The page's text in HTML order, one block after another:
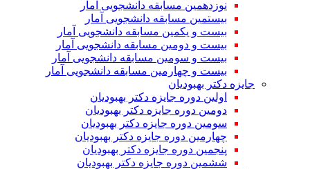
نوزدهمین مسابقه دانشجویی آمار
بیستمین مسابقه دانشجویی آمار
بیست و یکمین مسابقه دانشجویی آمار
بیست و دومین مسابقه دانشجویی آمار
بیست و سومین مسابقه دانشجویی آمار
بیست و چهارمین مسابقه دانشجویی آمار
جایزه دکتر بهبودیان
اولین دوره جایزه دکتر بهبودیان
دومین دوره جایزه دکتر بهبودیان
سومین دوره جایزه دکتر بهبودیان
چهارمین دوره جایزه دکتر بهبودیان
پنجمین دوره جایزه دکتر بهبودیان
ششمین دوره جایزه دکتر بهبودیان